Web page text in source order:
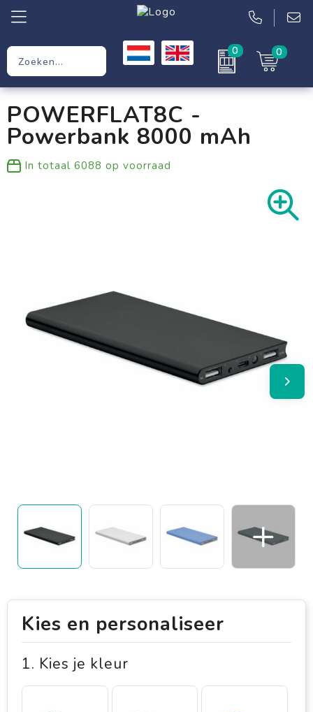
0 0
Werkkleding
Kleding
POWERFLAT8C -
Powerbank 8000 mAh
In totaal 6088 op voorraad
Kies en personaliseer
1. Kies je kleur